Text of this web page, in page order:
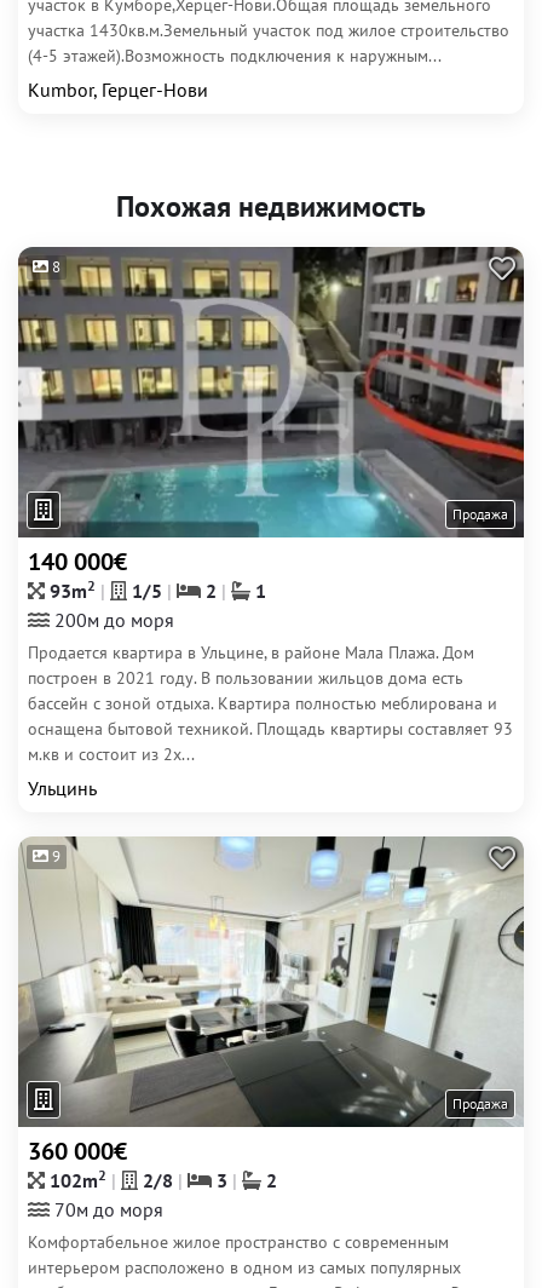
участок в Кумборе,Херцег-Нови.Общая площадь земельного
участка 1430кв.м.Земельный участок под жилое строительство
(4-5 этажей).Возможность подключения к наружным...
Kumbor, Герцег-Нови
Похожая недвижимость
8
Продажа
140 000€
93m2 1/5 2
1
200м до моря
Продается квартира в Ульцине, в районе Мала Плажа. Дом
построен в 2021 году. В пользовании жильцов дома есть
бассейн с зоной отдыха. Квартира полностью меблирована и
оснащена бытовой техникой. Площадь квартиры составляет 93
м.кв и состоит из 2х...
Ульцинь
9
Продажа
360 000€
102m2 2/8 3
2
70м до моря
Комфортабельное жилое пространство с современным
интерьером расположено в одном из самых популярных